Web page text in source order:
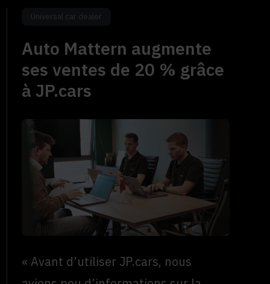
Universal car dealer
Auto Mattern augmente
ses ventes de 20 % grâce
à JP.cars
« Avant d’utiliser JP.cars, nous